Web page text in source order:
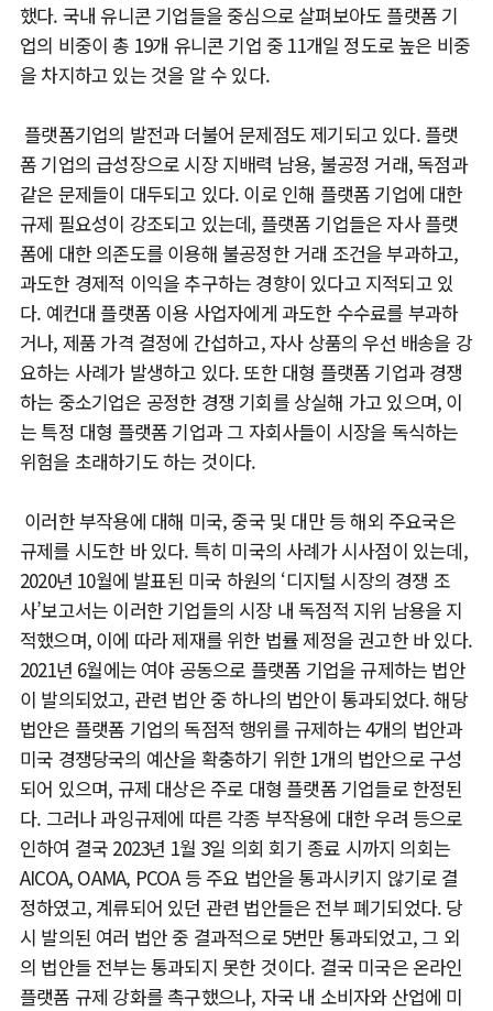
했다. 국내 유니콘 기업들을 중심으로 살펴보아도 플랫폼 기
업의 비중이 총 19개 유니콘 기업 중 11개일 정도로 높은 비중
을 차지하고 있는 것을 알 수 있다.
플랫폼기업의 발전과 더불어 문제점도 제기되고 있다. 플랫
폼 기업의 급성장으로 시장 지배력 남용, 불공정 거래, 독점과
같은 문제들이 대두되고 있다. 이로 인해 플랫폼 기업에 대한
규제 필요성이 강조되고 있는데, 플랫폼 기업들은 자사 플랫
폼에 대한 의존도를 이용해 불공정한 거래 조건을 부과하고,
과도한 경제적 이익을 추구하는 경향이 있다고 지적되고 있
다. 예컨대 플랫폼 이용 사업자에게 과도한 수수료를 부과하
거나, 제품 가격 결정에 간섭하고, 자사 상품의 우선 배송을 강
요하는 사례가 발생하고 있다. 또한 대형 플랫폼 기업과 경쟁
하는 중소기업은 공정한 경쟁 기회를 상실해 가고 있으며, 이
는 특정 대형 플랫폼 기업과 그 자회사들이 시장을 독식하는
위험을 초래하기도 하는 것이다.
이러한 부작용에 대해 미국, 중국 및 대만 등 해외 주요국은
규제를 시도한 바 있다. 특히 미국의 사례가 시사점이 있는데,
2020년 10월에 발표된 미국 하원의 ‘디지털 시장의 경쟁 조
사’보고서는 이러한 기업들의 시장 내 독점적 지위 남용을 지
적했으며, 이에 따라 제재를 위한 법률 제정을 권고한 바 있다.
2021년 6월에는 여야 공동으로 플랫폼 기업을 규제하는 법안
이 발의되었고, 관련 법안 중 하나의 법안이 통과되었다. 해당
법안은 플랫폼 기업의 독점적 행위를 규제하는 4개의 법안과
미국 경쟁당국의 예산을 확충하기 위한 1개의 법안으로 구성
되어 있으며, 규제 대상은 주로 대형 플랫폼 기업들로 한정된
다. 그러나 과잉규제에 따른 각종 부작용에 대한 우려 등으로
인하여 결국 2023년 1월 3일 의회 회기 종료 시까지 의회는
AICOA, OAMA, PCOA 등 주요 법안을 통과시키지 않기로 결
정하였고, 계류되어 있던 관련 법안들은 전부 폐기되었다. 당
시 발의된 여러 법안 중 결과적으로 5번만 통과되었고, 그 외
의 법안들 전부는 통과되지 못한 것이다. 결국 미국은 온라인
플랫폼 규제 강화를 촉구했으나, 자국 내 소비자와 산업에 미